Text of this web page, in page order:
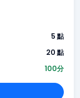
5 點
20 點
100分